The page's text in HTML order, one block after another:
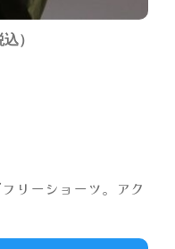
）
リーショーツ。アク